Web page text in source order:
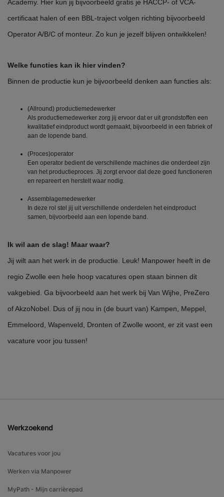
Academy. Hier kun jij bijvoorbeeld gratis je HACCP- of VCA-
certificaat halen of een BBL-traject volgen richting bijvoorbeeld
Operator A/B/C of monteur. Zo kun je jezelf blijven ontwikkelen!
Welke functies kan ik hier vinden?
Binnen de productie kun je bijvoorbeeld denken aan functies als:
(Allround) productiemedewerker
Als productiemedewerker zorg jij ervoor dat er uit grondstoffen een
kwalitatief eindproduct wordt gemaakt, bijvoorbeeld in een fabriek of
aan de lopende band.
(Proces)operator
Een operator bedient de verschillende machines die onderdeel zijn
van het productieproces. Jij zorgt ervoor dat deze goed functioneren
en repareert en herstelt waar nodig.
Assemblagemedewerker
In deze rol stel jij uit verschillende onderdelen het eindproduct
samen, bijvoorbeeld aan een lopende band.
Ik wil aan de slag! Maar waar?
Jij wilt aan het werk in de productie. Leuk! Manpower heeft in de
regio Zwolle een hele hoop vacatures open staan binnen dit
vakgebied. Ga bijvoorbeeld aan het werk bij Van Wijhe, PreZero
of AkzoNobel. Dus of jij nou in (de buurt van) Kampen, Meppel,
Emmeloord, Wapenveld, Dronten of Zwolle woont, er zit vast een
vacature voor jou tussen!
Werkzoekend
Vacatures voor jou
Werken via Manpower
MyPath - Mijn carrièrepad